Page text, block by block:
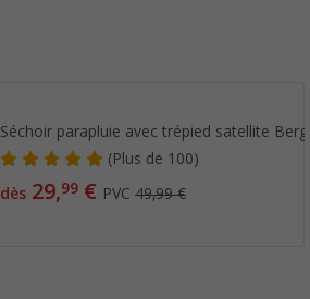
Séchoir parapluie avec trépied satellite
(Plus de 100)
dès 29,99 € PVC49,99 €